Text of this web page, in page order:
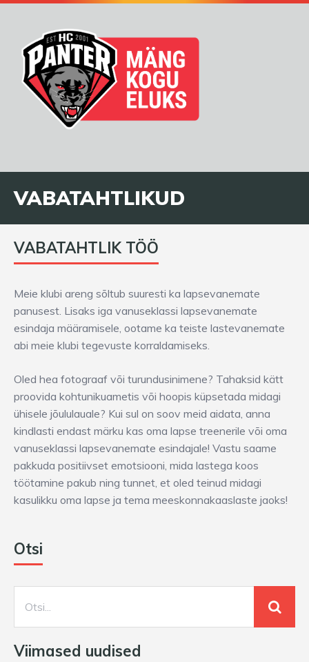
VABATAHTLIKUD
VABATAHTLIK TÖÖ
Meie klubi areng sõltub suuresti ka lapsevanemate
panusest. Lisaks iga vanuseklassi lapsevanemate
esindaja määramisele, ootame ka teiste lastevanemate
abi meie klubi tegevuste korraldamiseks.
Oled hea fotograaf või turundusinimene? Tahaksid kätt
proovida kohtunikuametis või hoopis küpsetada midagi
ühisele jõululauale? Kui sul on soov meid aidata, anna
kindlasti endast märku kas oma lapse treenerile või oma
vanuseklassi lapsevanemate esindajale! Vastu saame
pakkuda positiivset emotsiooni, mida lastega koos
töötamine pakub ning tunnet, et oled teinud midagi
kasulikku oma lapse ja tema meeskonnakaaslaste jaoks!
Otsi
Viimased uudised